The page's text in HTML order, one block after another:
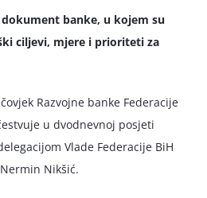
banke, u kojem su
ciljevi, mjere i prioriteti za
Razvojne banke Federacije
u dvodnevnoj posjeti
Vlade Federacije BiH
Nikšić.